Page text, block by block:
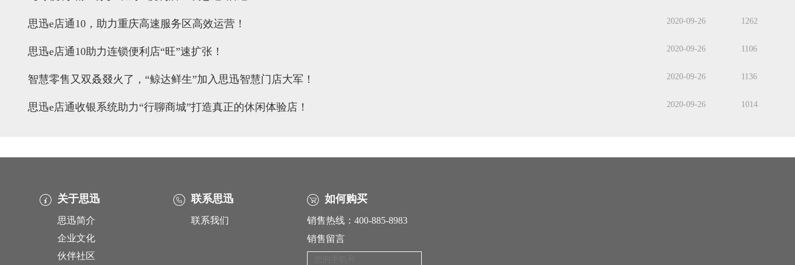
​思迅e店通10，助力重庆高速服务区高效运营！ 2020-09-26 1262
思迅e店通10助力连锁便利店“旺”速扩张！ 2020-09-26 1106
智慧零售又双叒叕火了，“鲸达鲜生”加入思迅智慧门店大军！ 2020-09-26 1136
思迅e店通收银系统助力“行聊商城”打造真正的休闲体验店！ 2020-09-26 1014
关于思迅
思迅简介
企业文化
伙伴社区
联系思迅
联系我们
如何购买
销售热线：400-885-8983
销售留言